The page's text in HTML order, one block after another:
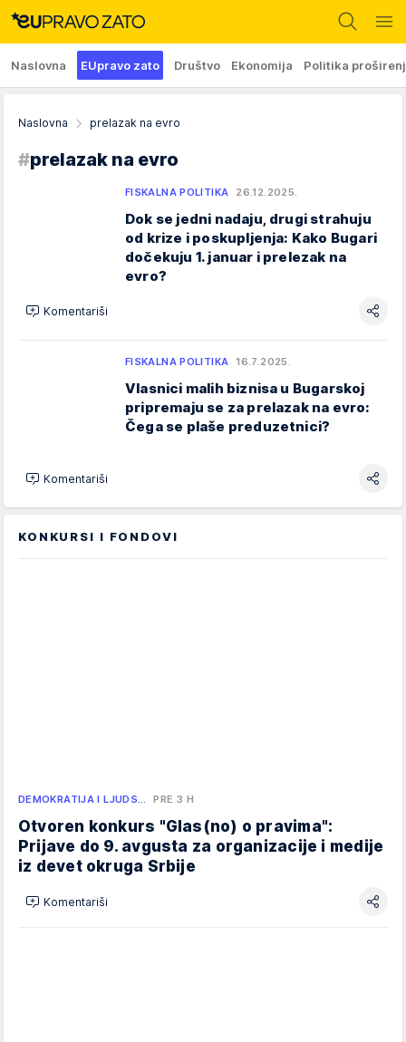
Naslovna EUpravo zato Društvo Ekonomija Politika
Naslovna prelazak na evro
#prelazak na evro
FISKALNA POLITIKA 26.12.2025.
Dok se jedni nadaju, drugi strahuju
od krize i poskupljenja: Kako Bugari
dočekuju 1. januar i prelezak na
evro?
Komentariši
FISKALNA POLITIKA 16.7.2025.
Vlasnici malih biznisa u Bugarskoj
pripremaju se za prelazak na evro:
Čega se plaše preduzetnici?
Komentariši
KONKURSI I FONDOVI
DEMOKRATIJA I LJUDS… PRE 3 H
Otvoren konkurs "Glas(no) o pravima":
Prijave do 9. avgusta za organizacije i medije
iz devet okruga Srbije
Komentariši